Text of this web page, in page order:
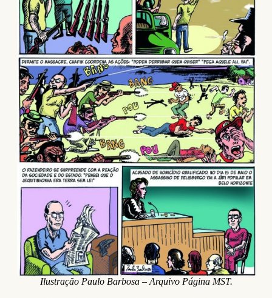
Ilustração Paulo Barbosa – Arquivo Página MST.